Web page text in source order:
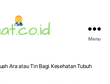
Menu
Ara atau Tin Bagi Kesehatan Tubuh